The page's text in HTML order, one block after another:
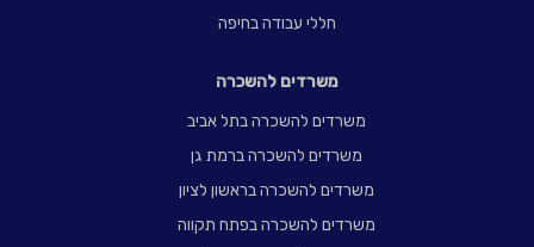
חללי עבודה בחיפה
משרדים להשכרה
משרדים להשכרה בתל אביב
משרדים להשכרה ברמת גן
משרדים להשכרה בראשון לציון
משרדים להשכרה בפתח תקווה